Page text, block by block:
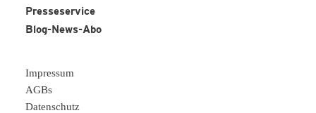
Presseservice
Blog-News-Abo
Impressum
AGBs
Datenschutz